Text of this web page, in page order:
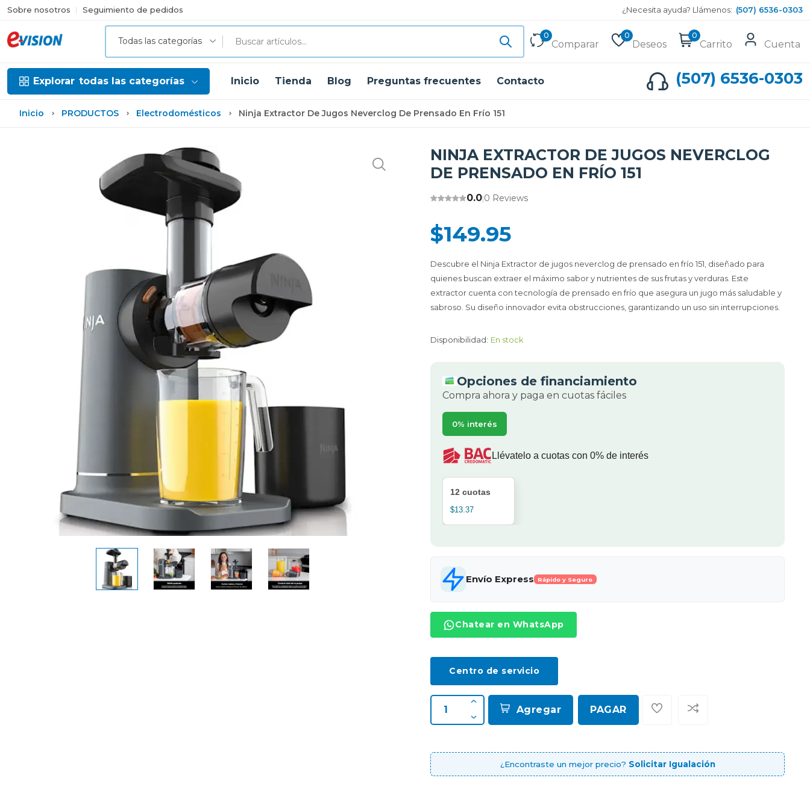
Sobre nosotros Seguimiento de pedidos ¿Necesita ayuda? Llámenos: (507) 6536-0303
Todas las categorías
0
Comparar
0
Deseos
0
Carrito Cuenta
Explorar todas las categorías Inicio Tienda Blog Preguntas frecuentes Contacto (507) 6536-0303
Inicio PRODUCTOS Electrodomésticos Ninja Extractor De Jugos Neverclog De Prensado En Frío 151
NINJA EXTRACTOR DE JUGOS NEVERCLOG
DE PRENSADO EN FRÍO 151
0.0|0 Reviews
$149.95
Descubre el Ninja Extractor de jugos neverclog de prensado en frío 151, diseñado para
quienes buscan extraer el máximo sabor y nutrientes de sus frutas y verduras. Este
extractor cuenta con tecnología de prensado en frío que asegura un jugo más saludable y
sabroso. Su diseño innovador evita obstrucciones, garantizando un uso sin interrupciones.
Disponibilidad: En stock
Opciones de financiamiento
Compra ahora y paga en cuotas fáciles
0% interés
Llévatelo a cuotas con 0% de interés
12 cuotas
$13.37
Envío Express Rápido y Seguro
Chatear en WhatsApp
Centro de servicio
Agregar PAGAR
¿Encontraste un mejor precio? Solicitar Igualación